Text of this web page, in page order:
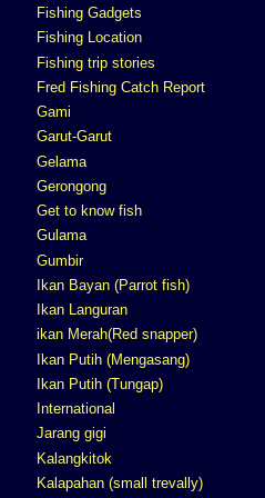
Fishing Gadgets
Fishing Location
Fishing trip stories
Fred Fishing Catch Report
Gami
Garut-Garut
Gelama
Gerongong
Get to know fish
Gulama
Gumbir
Ikan Bayan (Parrot fish)
Ikan Languran
ikan Merah(Red snapper)
Ikan Putih (Mengasang)
Ikan Putih (Tungap)
International
Jarang gigi
Kalangkitok
Kalapahan (small trevally)